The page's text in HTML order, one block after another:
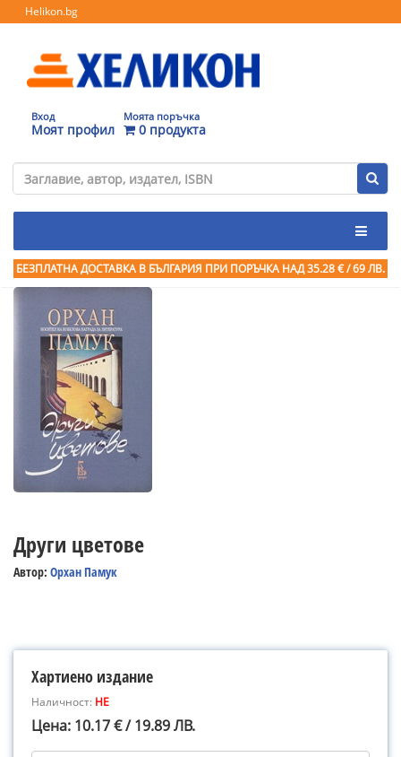
Helikon.bg
Вход
Моят профил
Моята поръчка
0 продукта
БЕЗПЛАТНА ДОСТАВКА В БЪЛГАРИЯ ПРИ ПОРЪЧКА НАД 35.28 € / 69 ЛВ.
Други цветове
Автор: Орхан Памук
Хартиено издание
Наличност: НЕ
Цена: 10.17 € / 19.89 ЛВ.